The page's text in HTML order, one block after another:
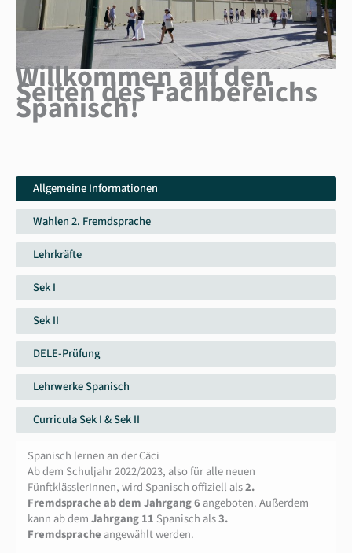
Willkommen auf den
Seiten des Fachbereichs
Spanisch!
Allgemeine Informationen
Wahlen 2. Fremdsprache
Lehrkräfte
Sek I
Sek II
DELE-Prüfung
Lehrwerke Spanisch
Curricula Sek I & Sek II
Spanisch lernen an der Cäci
Ab dem Schuljahr 2022/2023, also für alle neuen
FünftklässlerInnen, wird Spanisch offiziell als2.
Fremdsprache ab dem Jahrgang 6angeboten. Außerdem
kann ab demJahrgang 11 Spanisch als3.
Fremdspracheangewählt werden.